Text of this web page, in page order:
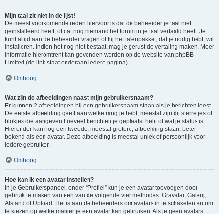
Mijn taal zit niet in de lijst!
De meest voorkomende reden hiervoor is dat de beheerder je taal niet
geïnstalleerd heeft, of dat nog niemand het forum in je taal vertaald heeft. Je
kunt altijd aan de beheerder vragen of hij het talenpakket, dat je nodig hebt, wil
installeren. Indien het nog niet bestaat, mag je gerust de vertaling maken. Meer
informatie hieromtrent kan gevonden worden op de website van phpBB
Limited (de link staat onderaan iedere pagina).
Omhoog
Wat zijn de afbeeldingen naast mijn gebruikersnaam?
Er kunnen 2 afbeeldingen bij een gebruikersnaam staan als je berichten leest.
De eerste afbeelding geeft aan welke rang je hebt, meestal zijn dit sterretjes of
blokjes die aangeven hoeveel berichten je geplaatst hebt of wat je status is.
Hieronder kan nog een tweede, meestal grotere, afbeelding staan, beter
bekend als een avatar. Deze afbeelding is meestal uniek of persoonlijk voor
iedere gebruiker.
Omhoog
Hoe kan ik een avatar instellen?
In je Gebruikerspaneel, onder “Profiel” kun je een avatar toevoegen door
gebruik te maken van één van de volgende vier methodes: Gravatar, Galerij,
Afstand of Upload. Het is aan de beheerders om avatars in te schakelen en om
te kiezen op welke manier je een avatar kan gebruiken. Als je geen avatars